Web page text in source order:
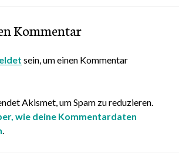
Kommentar
sein, um einen Kommentar
Akismet, um Spam zu reduzieren.
wie deine Kommentardaten
.